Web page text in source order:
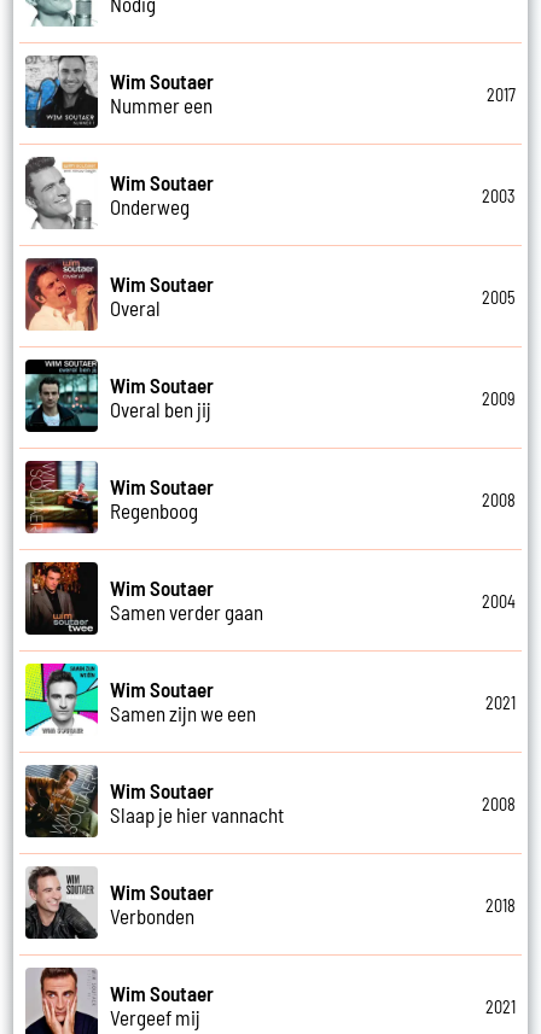
Wim Soutaer
Nummer een
2017
Wim Soutaer
Onderweg
2003
Wim Soutaer
Overal
2005
Wim Soutaer
Overal ben jij
2009
Wim Soutaer
Regenboog
2008
Wim Soutaer
Samen verder gaan
2004
Wim Soutaer
Samen zijn we een
2021
Wim Soutaer
Slaap je hier vannacht
2008
Wim Soutaer
Verbonden
2018
Wim Soutaer
Vergeef mij
2021